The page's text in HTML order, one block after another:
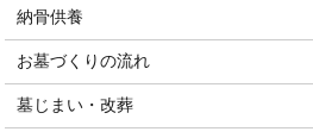
納骨供養
お墓づくりの流れ
墓じまい・改葬